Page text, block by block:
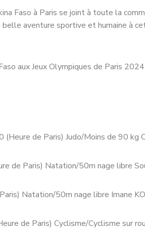
Faso à Paris se joint à toute la
belle aventure sportive et humaine à
aux Jeux Olympiques de Paris
de Paris) Judo/Moins de 90 kg
de Paris) Natation/50m nage libre
Natation/50m nage libre Imane
de Paris) Cyclisme/Cyclisme sur